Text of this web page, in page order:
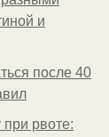
и
после 40
при рвоте: